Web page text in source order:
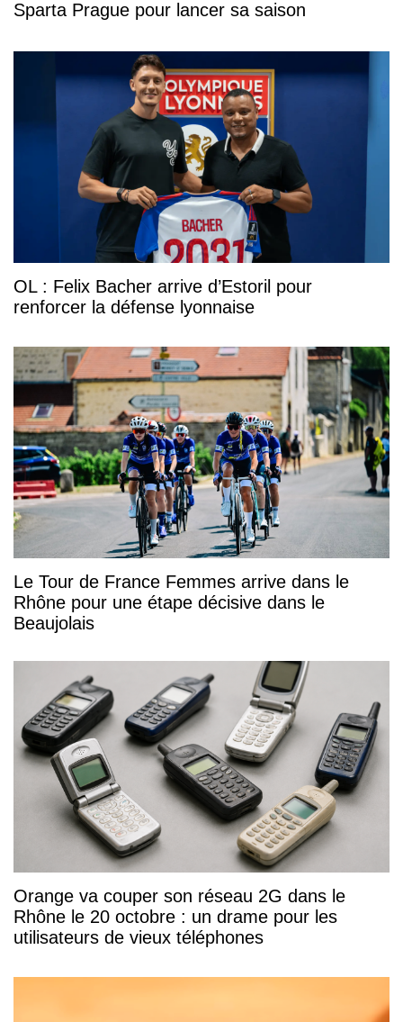
Sparta Prague pour lancer sa saison
OL : Felix Bacher arrive d’Estoril pour
renforcer la défense lyonnaise
Le Tour de France Femmes arrive dans le
Rhône pour une étape décisive dans le
Beaujolais
Orange va couper son réseau 2G dans le
Rhône le 20 octobre : un drame pour les
utilisateurs de vieux téléphones